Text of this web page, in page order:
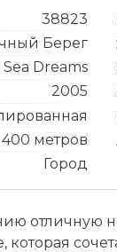
38823
Берег
Sea Dreams
2005
400 метров
Город
отличную